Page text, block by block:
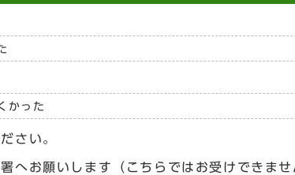
かった
さい。
へお願いします（こちらではお受けできま